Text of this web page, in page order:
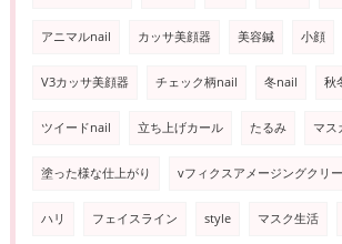
アニマルnail カッサ美顔器 美容鍼 小顔
V3カッサ美顔器 チェック柄nail 冬nail 秋
ツイードnail 立ち上げカール たるみ マス
塗った様な仕上がり vフィクスアメージングクリ
ハリ フェイスライン style マスク生活